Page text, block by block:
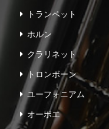
トランペット
ホルン
クラリネット
トロンボーン
ユーフォニアム
オーボエ